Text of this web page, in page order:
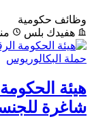
وظائف حكومية
هفيدك بلس
هيئة
شاغرة